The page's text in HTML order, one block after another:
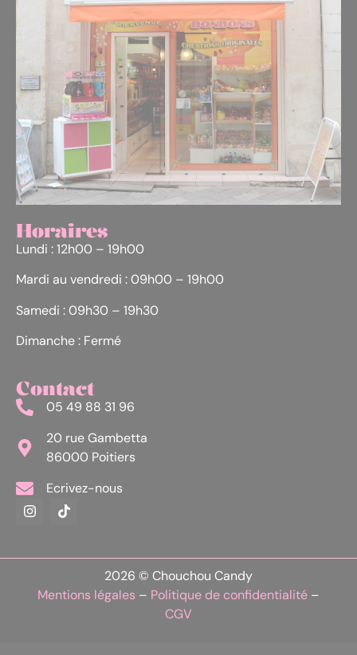
Horaires
Lundi : 12h00 – 19h00
Mardi au vendredi : 09h00 – 19h00
Samedi : 09h30 – 19h30
Dimanche : Fermé
Contact
05 49 88 31 96
20 rue Gambetta
86000 Poitiers
Ecrivez-nous
2026 © Chouchou Candy
Mentions légales – Politique de confidentialité –
CGV